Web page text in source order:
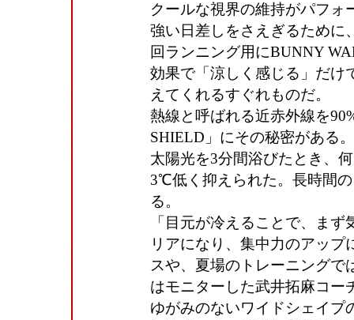
クールな視界の維持がパフォ
強い日差しをさえぎるために
回ランニング用にBUNNY
効果で「涼しく感じる」だけ
えてくれるすぐれものだ。
熱線と呼ばれる近赤外線を
SHIELD」にその秘密がある
太陽光を3分間浴びたとき、
3℃低く抑えられた。長時間
る。
「目元が冷えることで、ま
リアになり、集中力のアッ
スや、夏場のトレーニング
はモニターした武井拓麻コー
ゆがみのないワイドシェイプ